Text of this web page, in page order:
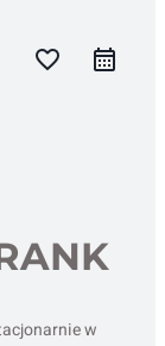
favorite_border
w